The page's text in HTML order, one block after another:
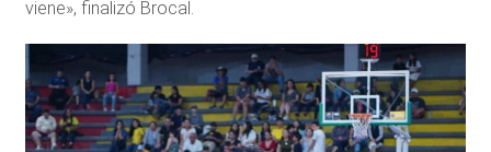
viene», finalizó Brocal.